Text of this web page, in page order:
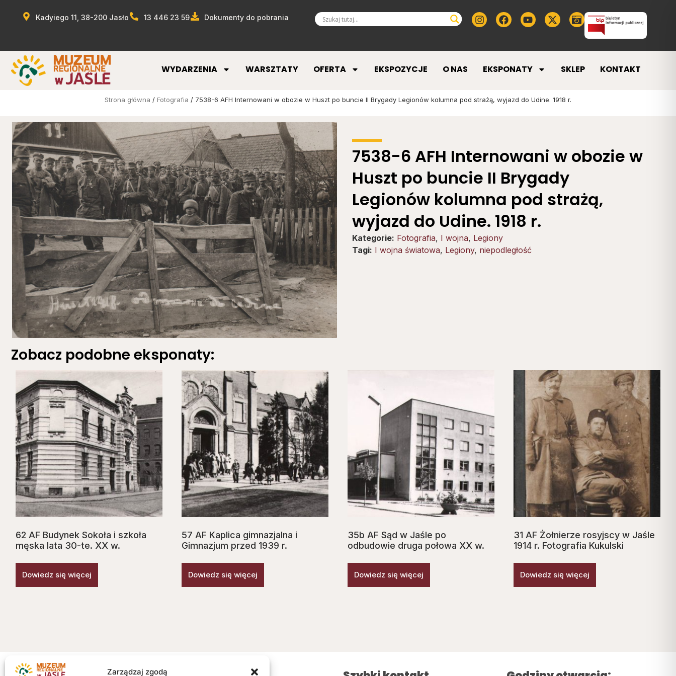
Zarządzaj zgodą
Kadyiego 11, 38-200 Jasło 13 446 23 59 Dokumenty do pobrania
WYDARZENIA WARSZTATY OFERTA EKSPOZYCJE O NAS EKSPONATY SKLEP KONTAKT
Strona główna / Fotografia / 7538-6 AFH Internowani w obozie w Huszt po buncie II Brygady Legionów kolumna pod strażą, wyjazd do Udine. 1918 r.
7538-6 AFH Internowani w obozie w
Huszt po buncie II Brygady
Legionów kolumna pod strażą,
wyjazd do Udine. 1918 r.
Kategorie: Fotografia, I wojna, Legiony
Tagi: I wojna światowa, Legiony, niepodległość
Zobacz podobne eksponaty:
62 AF Budynek Sokoła i szkoła
męska lata 30-te. XX w.
Dowiedz się więcej
57 AF Kaplica gimnazjalna i
Gimnazjum przed 1939 r.
Dowiedz się więcej
35b AF Sąd w Jaśle po
odbudowie druga połowa XX w.
Dowiedz się więcej
31 AF Żołnierze rosyjscy w Jaśle
1914 r. Fotografia Kukulski
Dowiedz się więcej